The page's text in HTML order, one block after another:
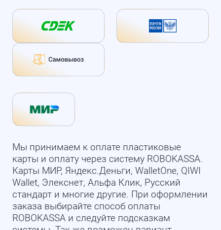
Мы принимаем к оплате пластиковые
карты и оплату через систему ROBOKASSA.
Карты МИР, Яндекс.Деньги, WalletOne, QIWI
Wallet, Элекснет, Альфа Клик, Русский
стандарт и многие другие. При оформлении
заказа выбирайте способ оплаты
ROBOKASSA и следуйте подсказкам